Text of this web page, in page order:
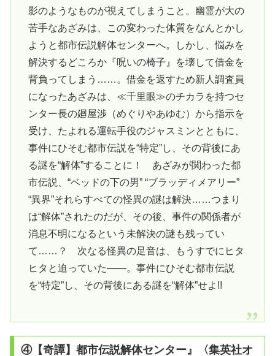
影のようなものが視えてしまうこと。幽霊が大の
苦手なあざみは、この変わった体質をなんとかし
ようと都市伝説解体センターへ。しかし、悩みを
解決するどころか『呪いの椅子』を壊して借金を
背負ってしまう……。借金を返すため新人調査員
になったあざみは、≪千里眼≫のチカラを持つセ
ンター長の廻屋渉（めぐりやあゆむ）から指示を
受け、たよれる運転手役のジャスミンとともに、
事件にひそむ都市伝説を“特定”し、その背後にあ
る謎を“解体”することに！ あざみが関わった都
市伝説、“ベッドの下の男” “ブラッディメアリー”
“異界”それらすべての怪異の謎は解決……つまり
は“解体”されたのだが、その後、事件の関係者が
消息不明になるという未解決の謎も残ってい
て……？ 次なる怪異の足音は、もうすでにヒタ
ヒタと迫っていた――。事件にひそむ都市伝説
を“特定”し、その背後にある謎を“解体”せよ!!
④【奇譚】都市伝説解体センター』〈集英社オ